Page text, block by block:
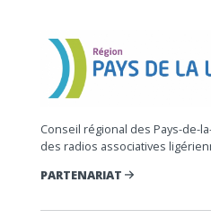
Conseil régional des Pays-de-
des radios associatives
PARTENARIAT